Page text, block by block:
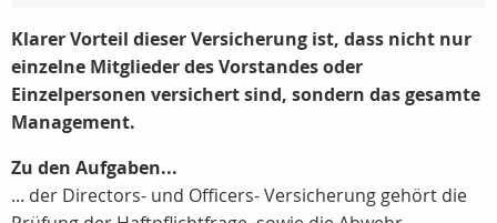
Klarer Vorteil dieser Versicherung ist, dass nicht nur
einzelne Mitglieder des Vorstandes oder
Einzelpersonen versichert sind, sondern das gesamte
Management.
Zu den Aufgaben...
... der Directors- und Officers- Versicherung gehört die